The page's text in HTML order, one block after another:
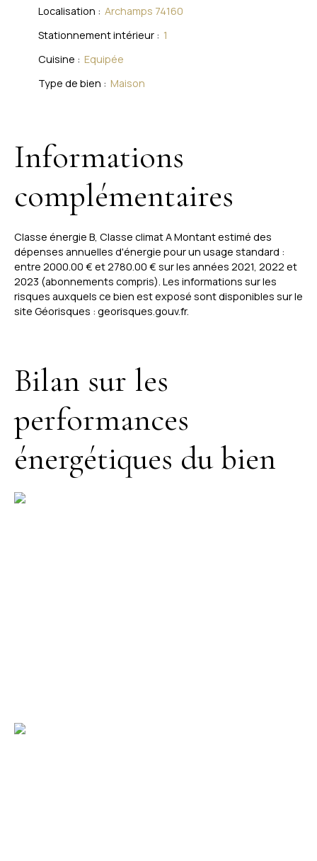
Localisation : Archamps 74160
Stationnement intérieur : 1
Cuisine : Equipée
Type de bien : Maison
Informations
complémentaires
Classe énergie B, Classe climat A Montant estimé des
dépenses annuelles d'énergie pour un usage standard :
entre 2000.00 € et 2780.00 € sur les années 2021, 2022 et
2023 (abonnements compris). Les informations sur les
risques auxquels ce bien est exposé sont disponibles sur le
site Géorisques : georisques.gouv.fr.
Bilan sur les
performances
énergétiques du bien